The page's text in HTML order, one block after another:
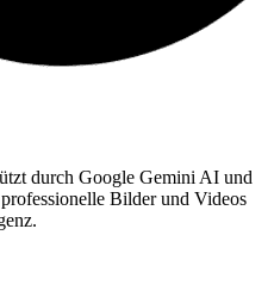
durch Google Gemini AI und
Bilder und Videos